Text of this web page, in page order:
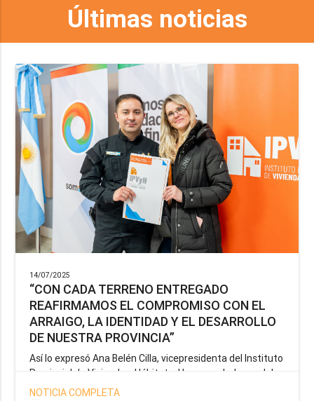
Últimas noticias
14/07/2025
“CON CADA TERRENO ENTREGADO
REAFIRMAMOS EL COMPROMISO CON EL
ARRAIGO, LA IDENTIDAD Y EL DESARROLLO
DE NUESTRA PROVINCIA”
Así lo expresó Ana Belén Cilla, vicepresidenta del Instituto
Provincial de Vivienda y Hábitat, al hacer un balance del
trabajo del organismo en el marco de la operatoria
NOTICIA COMPLETA